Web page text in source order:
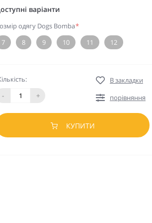
варіанти
одягу Dogs Bomba*
7
8 9 10 11 12
-
+
В закладки
порівняння
КУПИТИ